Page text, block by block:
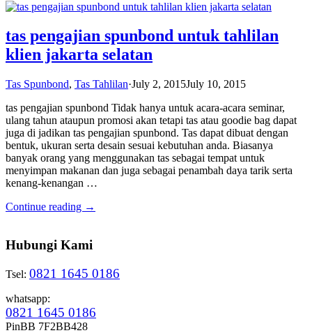
tas pengajian spunbond untuk tahlilan
klien jakarta selatan
Tas Spunbond, Tas Tahlilan·July 2, 2015July 10, 2015
tas pengajian spunbond Tidak hanya untuk acara-acara seminar,
ulang tahun ataupun promosi akan tetapi tas atau goodie bag dapat
juga di jadikan tas pengajian spunbond. Tas dapat dibuat dengan
bentuk, ukuran serta desain sesuai kebutuhan anda. Biasanya
banyak orang yang menggunakan tas sebagai tempat untuk
menyimpan makanan dan juga sebagai penambah daya tarik serta
kenang-kenangan …
Continue reading →
Hubungi Kami
Tsel: 0821 1645 0186
whatsapp:
0821 1645 0186
PinBB 7F2BB428